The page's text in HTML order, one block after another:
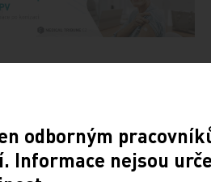
in Neurology
odborným
Informace nejsou